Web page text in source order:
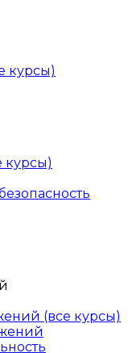
курсы)
курсы)
(все курсы)